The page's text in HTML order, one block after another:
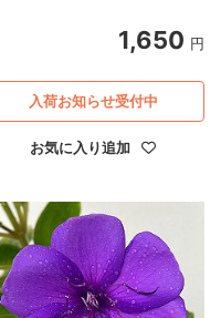
1,650 円
お気に入り追加
入荷お知らせ受付中